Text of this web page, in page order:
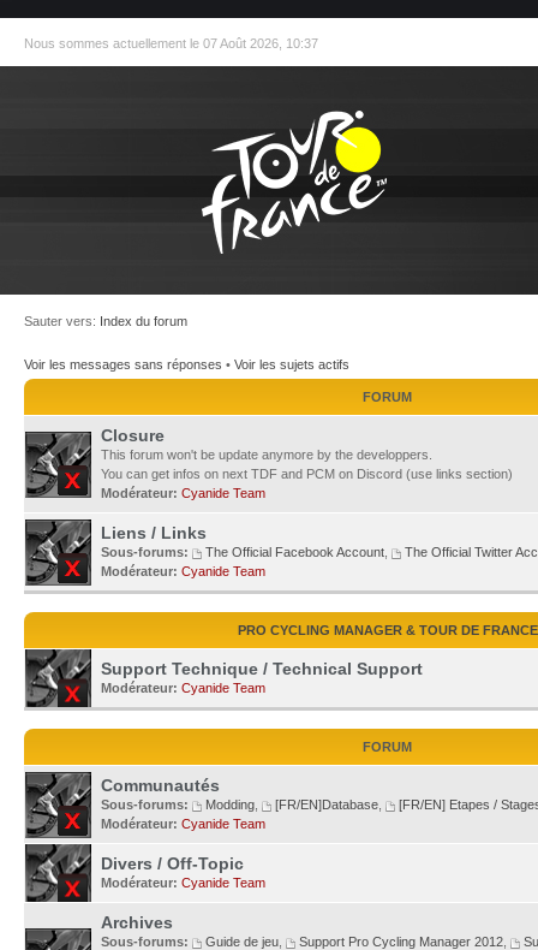
Nous sommes actuellement le 07 Août 2026, 10:37
Sauter vers: Index du forum
Voir les messages sans réponses • Voir les sujets actifs
FORUM
Closure
This forum won't be update anymore by the developpers.
You can get infos on next TDF and PCM on Discord (use links section)
Modérateur: Cyanide Team
Liens / Links
Sous-forums: The Official Facebook Account
The Official Twitter
Modérateur: Cyanide Team
PRO CYCLING MANAGER & TOUR DE FRANCE
Support Technique / Technical Support
Modérateur: Cyanide Team
FORUM
Communautés
Sous-forums: Modding [FR/EN]Database
[FR/EN] Etapes /
Modérateur: Cyanide Team
Divers / Off-Topic
Modérateur: Cyanide Team
Archives
Sous-forums: Guide de jeu Support Pro Cycling Manager 2012